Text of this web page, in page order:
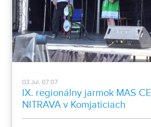
03.Jul, 07:07
IX. regionálny jarmok MAS
NITRAVA v Komjaticiach